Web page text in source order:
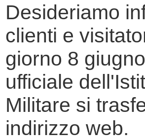
Desideriamo
clienti e
giorno 8
ufficiale
Militare si
indirizzo web.